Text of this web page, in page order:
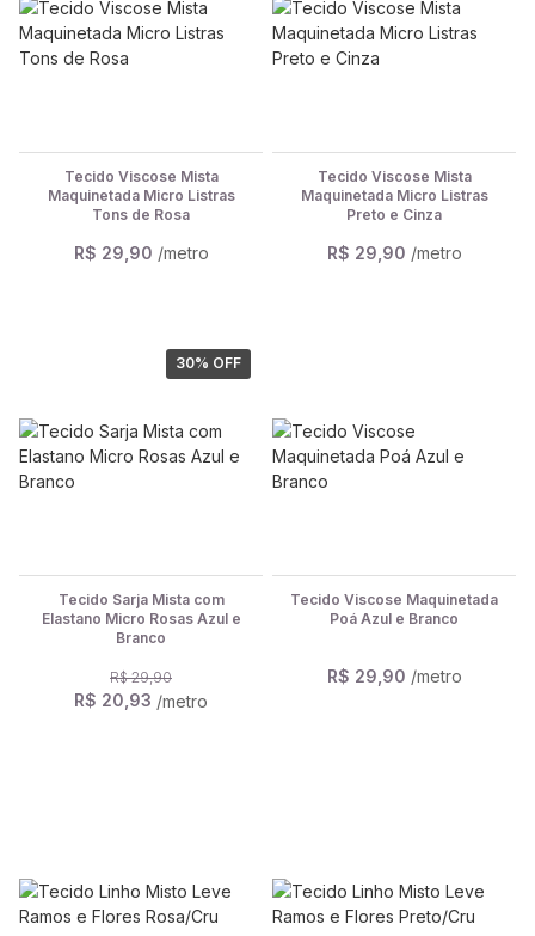
Tecido Viscose Mista
Maquinetada Micro Listras
Tons de Rosa
R$ 29,90 /metro
Tecido Viscose Mista
Maquinetada Micro Listras
Preto e Cinza
R$ 29,90 /metro
30% OFF
Tecido Sarja Mista com
Elastano Micro Rosas Azul e
Branco
R$ 29,90
R$ 20,93 /metro
Tecido Viscose Maquinetada
Poá Azul e Branco
R$ 29,90 /metro